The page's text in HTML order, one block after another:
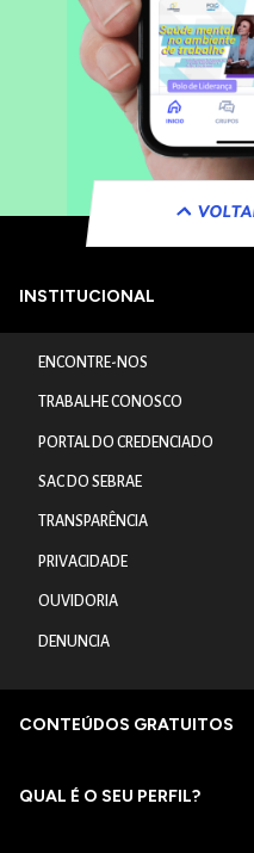
INSTITUCIONAL
ENCONTRE-NOS
TRABALHE CONOSCO
PORTAL DO CREDENCIADO
SAC DO SEBRAE
TRANSPARÊNCIA
PRIVACIDADE
OUVIDORIA
DENUNCIA
CONTEÚDOS GRATUITOS
QUAL É O SEU PERFIL?